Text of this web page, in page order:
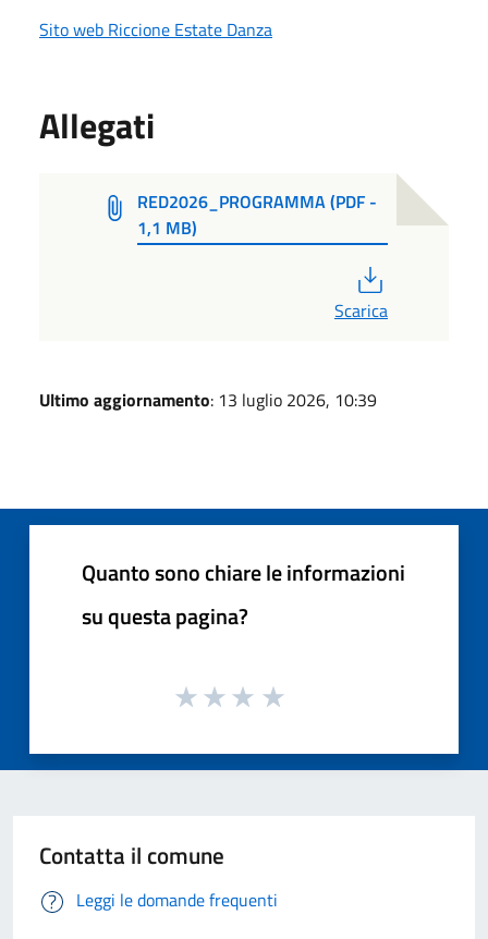
Sito web Riccione Estate Danza
Allegati
RED2026_PROGRAMMA (PDF -
1,1 MB)
Scarica
Ultimo aggiornamento: 13 luglio 2026, 10:39
Quanto sono chiare le informazioni
su questa pagina?
Contatta il comune
Leggi le domande frequenti